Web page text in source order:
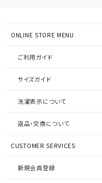
ONLINE STORE MENU
ご利用ガイド
サイズガイド
洗濯表示について
返品・交換について
CUSTOMER SERVICES
新規会員登録